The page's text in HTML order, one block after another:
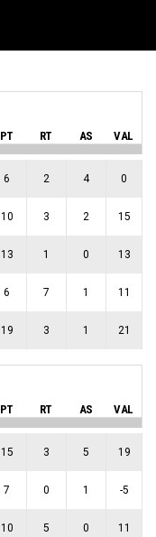
PT RT AS VAL
6 2 4 0
10 3 2 15
13 1 0 13
6 7 1 11
19 3 1 21
PT RT AS VAL
15 3 5 19
7 0 1 -5
10 5 0 11